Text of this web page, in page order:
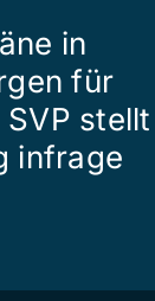
in
für
stellt
infrage